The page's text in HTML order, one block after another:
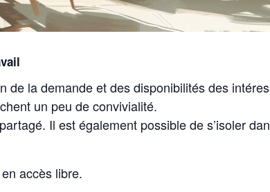
de la demande et des disponibilités des
un peu de convivialité.
Il est également possible de s’isoler
accès libre.